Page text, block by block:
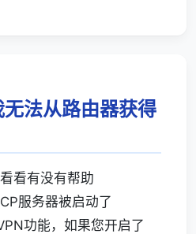
法从路由器获得
看有没有帮助
服务器被启动了
功能，如果您开启了